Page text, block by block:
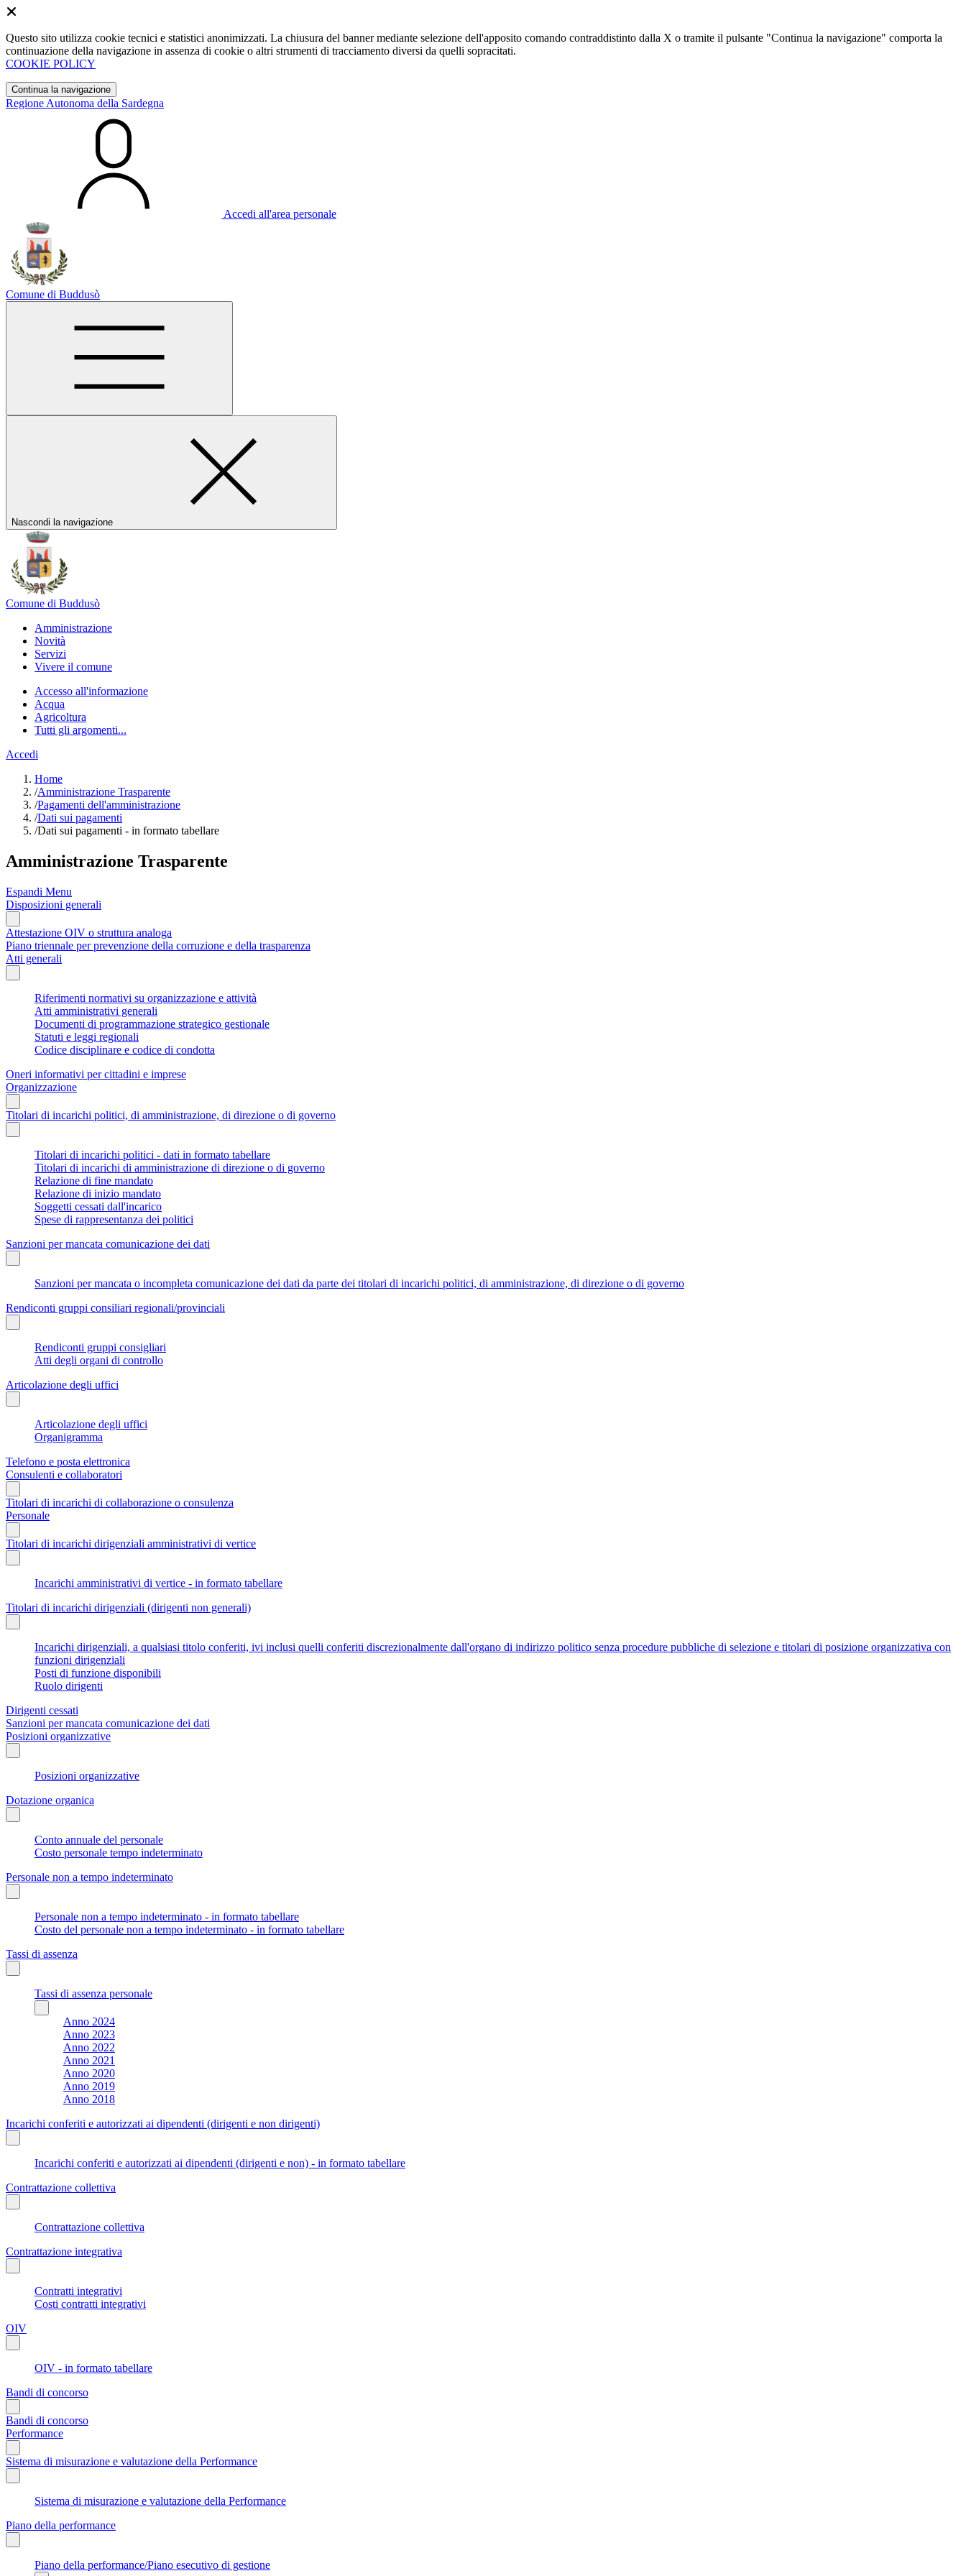
Questo sito utilizza cookie tecnici e statistici anonimizzati. La chiusura del banner mediante selezione dell'apposito comando contraddistinto dalla X o tramite il pulsante "Continua la navigazione" comporta la
continuazione della navigazione in assenza di cookie o altri strumenti di tracciamento diversi da quelli sopracitati.
COOKIE POLICY
Continua la navigazione
Regione Autonoma della Sardegna
Accedi all'area personale
Comune di Buddusò
Nascondi la navigazione
Comune di Buddusò
Amministrazione
Novità
Servizi
Vivere il comune
Accesso all'informazione
Acqua
Agricoltura
Tutti gli argomenti...
Accedi
Home
/Amministrazione Trasparente
/Pagamenti dell'amministrazione
/Dati sui pagamenti
/Dati sui pagamenti - in formato tabellare
Amministrazione Trasparente
Espandi Menu
Disposizioni generali
Attestazione OIV o struttura analoga
Piano triennale per prevenzione della corruzione e della trasparenza
Atti generali
Riferimenti normativi su organizzazione e attività
Atti amministrativi generali
Documenti di programmazione strategico gestionale
Statuti e leggi regionali
Codice disciplinare e codice di condotta
Oneri informativi per cittadini e imprese
Organizzazione
Titolari di incarichi politici, di amministrazione, di direzione o di governo
Titolari di incarichi politici - dati in formato tabellare
Titolari di incarichi di amministrazione di direzione o di governo
Relazione di fine mandato
Relazione di inizio mandato
Soggetti cessati dall'incarico
Spese di rappresentanza dei politici
Sanzioni per mancata comunicazione dei dati
Sanzioni per mancata o incompleta comunicazione dei dati da parte dei titolari di incarichi politici, di amministrazione, di direzione o di governo
Rendiconti gruppi consiliari regionali/provinciali
Rendiconti gruppi consigliari
Atti degli organi di controllo
Articolazione degli uffici
Articolazione degli uffici
Organigramma
Telefono e posta elettronica
Consulenti e collaboratori
Titolari di incarichi di collaborazione o consulenza
Personale
Titolari di incarichi dirigenziali amministrativi di vertice
Incarichi amministrativi di vertice - in formato tabellare
Titolari di incarichi dirigenziali (dirigenti non generali)
Incarichi dirigenziali, a qualsiasi titolo conferiti, ivi inclusi quelli conferiti discrezionalmente dall'organo di indirizzo politico senza procedure pubbliche di selezione e titolari di posizione organizzativa con
funzioni dirigenziali
Posti di funzione disponibili
Ruolo dirigenti
Dirigenti cessati
Sanzioni per mancata comunicazione dei dati
Posizioni organizzative
Posizioni organizzative
Dotazione organica
Conto annuale del personale
Costo personale tempo indeterminato
Personale non a tempo indeterminato
Personale non a tempo indeterminato - in formato tabellare
Costo del personale non a tempo indeterminato - in formato tabellare
Tassi di assenza
Tassi di assenza personale
Anno 2024
Anno 2023
Anno 2022
Anno 2021
Anno 2020
Anno 2019
Anno 2018
Incarichi conferiti e autorizzati ai dipendenti (dirigenti e non dirigenti)
Incarichi conferiti e autorizzati ai dipendenti (dirigenti e non) - in formato tabellare
Contrattazione collettiva
Contrattazione collettiva
Contrattazione integrativa
Contratti integrativi
Costi contratti integrativi
OIV
OIV - in formato tabellare
Bandi di concorso
Bandi di concorso
Performance
Sistema di misurazione e valutazione della Performance
Sistema di misurazione e valutazione della Performance
Piano della performance
Piano della performance/Piano esecutivo di gestione